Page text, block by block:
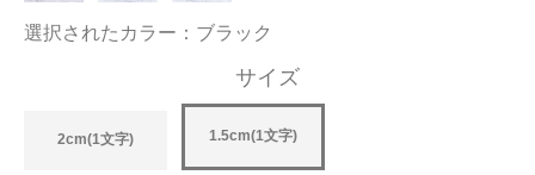
選択されたカラー：ブラック
サイズ
2cm(1文字) 1.5cm(1文字)